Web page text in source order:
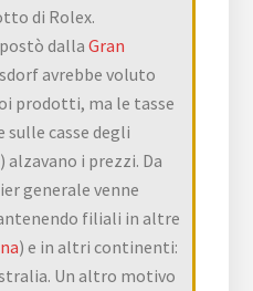
di Rolex.
dallaGran
avrebbe voluto
prodotti, ma le tasse
casse degli
i prezzi. Da
generale venne
filiali in altre
) e in altri continenti:
Un altro motivo